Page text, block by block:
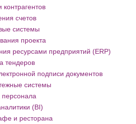
счетов
системы
проекта
ресурсами предприятий (ERP)
тендеров
подписи документов
системы
(BI)
и ресторана